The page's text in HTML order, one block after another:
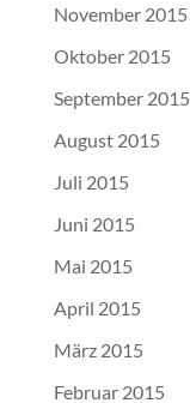
November 2015
Oktober 2015
September 2015
August 2015
Juli 2015
Juni 2015
Mai 2015
April 2015
März 2015
Februar 2015